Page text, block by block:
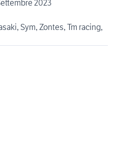
2023
Sym, Zontes, Tm racing,